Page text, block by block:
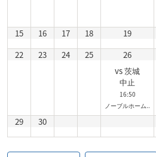
15 16 17 18 19
22
23 24 25
26
vs 茨城
中止
16:50
ノーブルホーム..
29 30